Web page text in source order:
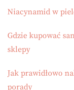
Niacynamid w
Gdzie kupować
sklepy
Jak prawidłowo
porady